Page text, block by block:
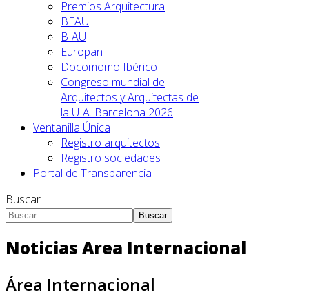
Premios Arquitectura
BEAU
BIAU
Europan
Docomomo Ibérico
Congreso mundial de
Arquitectos y Arquitectas de
la UIA. Barcelona 2026
Ventanilla Única
Registro arquitectos
Registro sociedades
Portal de Transparencia
Buscar
Buscar
Noticias Area Internacional
Área Internacional